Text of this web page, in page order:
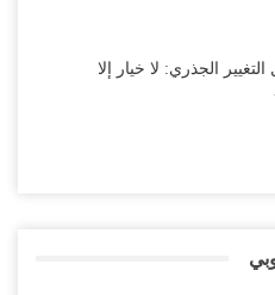
الجذري: لا خيار إلا